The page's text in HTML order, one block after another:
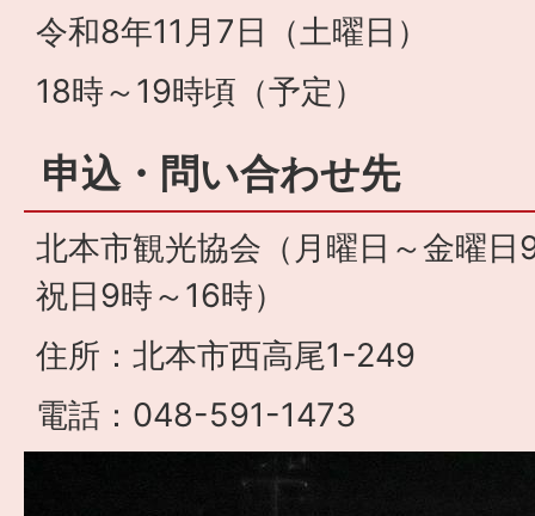
令和8年11月7日（土曜日）
18時～19時頃（予定）
申込・問い合わせ先
北本市観光協会（月曜日～金曜日
祝日9時～16時）
住所：北本市西高尾1-249
電話：048-591-1473